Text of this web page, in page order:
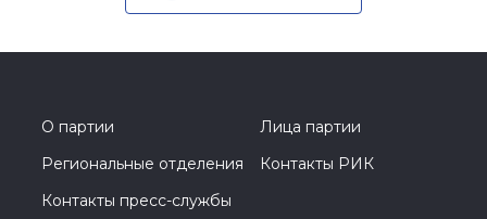
О партии
Лица партии
Региональные отделения
Контакты РИК
Контакты пресс-службы